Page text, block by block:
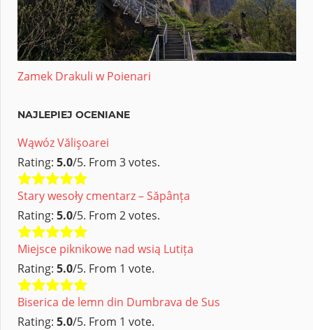
Zamek Drakuli w Poienari
NAJLEPIEJ OCENIANE
Wąwóz Vălişoarei
Rating: 5.0/5. From 3 votes.
Stary wesoły cmentarz – Săpânța
Rating: 5.0/5. From 2 votes.
Miejsce piknikowe nad wsią Lutița
Rating: 5.0/5. From 1 vote.
Biserica de lemn din Dumbrava de Sus
Rating: 5.0/5. From 1 vote.